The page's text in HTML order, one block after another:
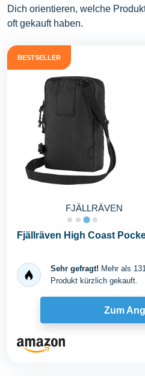
Dich orientieren, welche
oft gekauft haben.
BESTSELLER
FJÄLLRÄVEN
Fjällräven High Coast
Sehr gefragt! Mehr als
Produkt kürzlich gekauft.
Zum